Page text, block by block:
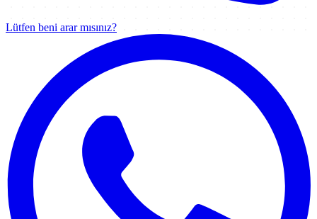
Lütfen beni arar mısınız?